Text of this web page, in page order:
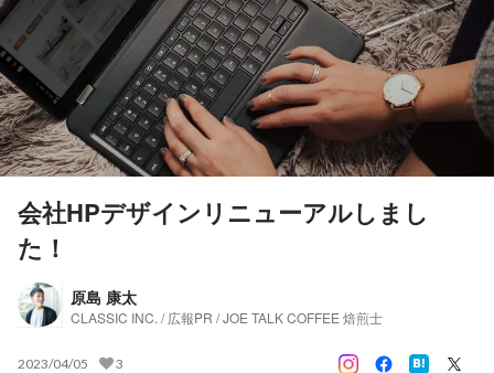
会社HPデザインリニューアルしまし
た！
原島 康太
CLASSIC INC. / 広報PR / JOE TALK COFFEE 焙煎士
2023/04/05 3